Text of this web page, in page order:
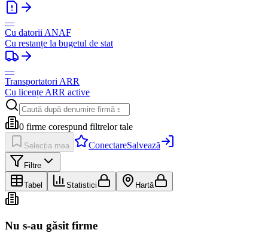
—
Cu datorii ANAF
Cu restanțe la bugetul de stat
—
Transportatori ARR
Cu licențe ARR active
0 firme corespund filtrelor tale
Selecția mea ConectareSalvează
Filtre
Tabel Statistici Hartă
Nu s-au găsit firme